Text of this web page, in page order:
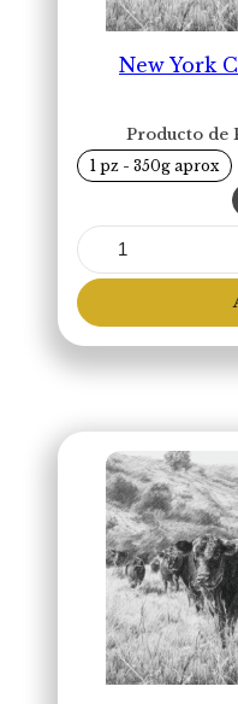
New York
Producto de
1 pz - 350g aprox
New
York
Choice
(Libre
Pastoreo)